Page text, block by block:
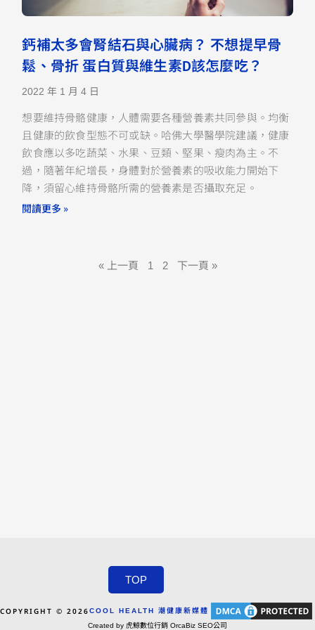
鈣補太多會腎結石與心臟病？ 不想提早骨
鬆、骨折 蛋白質與維生素D該怎麼吃？
2022 年 1 月 4 日
想要維持骨骼健康，人體需要各種營養素共同參與。均衡
且健康的飲食型態不可或缺。哈佛大學醫學院建議，健康
飲食應以多吃蔬菜、水果、豆類、堅果、瘦肉為主。不
過，隨著年紀增長，身體對於營養素的吸收能力開始下
降，須留心維持骨骼所需的營養素是否攝取充足。
閱讀更多 »
« 上一頁 1 2 下一頁 »
TOP
COPYRIGHT © 2026COOL HEALTH 潮健康新媒體
Created by 虎鯨數位行銷 OrcaBiz SEO公司